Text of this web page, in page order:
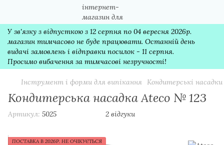
У зв'язку з відпусткою з 12 серпня по 04 вересня 2026р.
магазин тимчасово не буде працювати. Останній день
видачі замовлень і відправки посилок - 11 серпня.
Просимо вибачення за тимчасові незручності!
Інструмент і форми для випікання Кондитерські насадки
Кондитерська насадка Ateco № 123
Артикул: 5025 2 відгуки
ПОСТАВКА В 2026Р. НЕ ОЧІКУЄТЬСЯ